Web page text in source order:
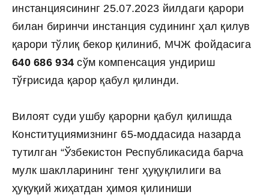
инстанциясининг 25.07.2023 йилдаги қарори
билан биринчи инстанция судининг ҳал қилув
қарори тўлиқ бекор қилиниб, МЧЖ фойдасига
640 686 934 сўм компенсация ундириш
тўғрисида қарор қабул қилинди.
Вилоят суди ушбу қарорни қабул қилишда
Конституциямизнинг 65-моддасида назарда
тутилган “Ўзбекистон Республикасида барча
мулк шаклларининг тенг ҳуқуқлилиги ва
ҳуқуқий жиҳатдан ҳимоя қилиниши